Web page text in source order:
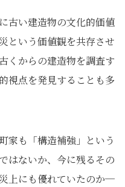
古い建造物の文化的価値
という価値観を共存させ
くからの建造物を調査す
視点を発見することも多
家も「構造補強」という
はないか、今に残るその
上にも優れていたのか─